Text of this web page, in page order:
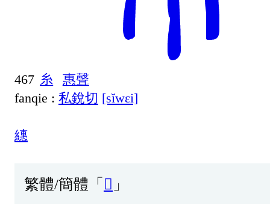
467 糸
惠聲
fanqie : 私銳切 [sĭwɛi]
繐
繁體/簡體「 𰬸 」